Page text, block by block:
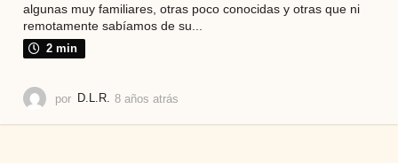
algunas muy familiares, otras poco conocidas y otras que ni
remotamente sabíamos de su...
2 min
por D.L.R. 8 años atrás